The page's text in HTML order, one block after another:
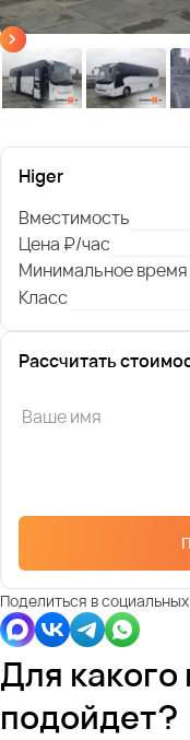
Higer
Вместимость
Цена ₽/час
Минимальное время
Класс
Рассчитать
Поделиться в
Для
подойдет?